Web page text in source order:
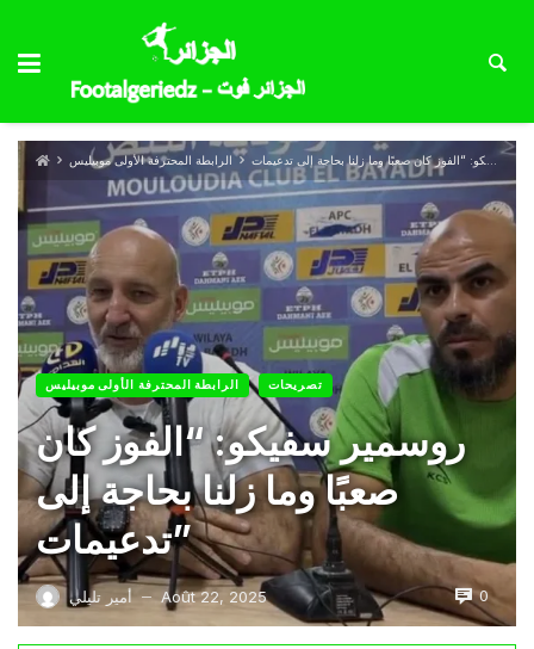
الرابطة المحترفة الأولى موبيليس
الرابطة المحترفة الأولى موبيليس تصريحات
روسمير سفيكو: “الفوز كان
صعبًا وما زلنا بحاجة إلى
تدعيمات”
أمير تليلي — Août 22, 2025 0